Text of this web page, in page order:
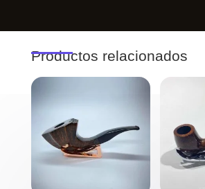
Productos relacionados